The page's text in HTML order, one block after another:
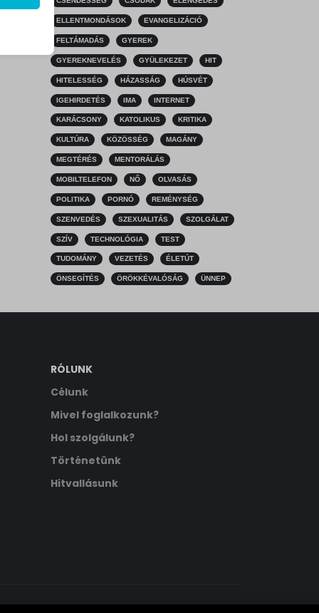
ELLENTMONDÁSOK EVANGELIZÁCIÓ
FELTÁMADÁS GYEREK
GYEREKNEVELÉS GYÜLEKEZET HIT
HITELESSÉG HÁZASSÁG HÚSVÉT
IGEHIRDETÉS IMA INTERNET
KARÁCSONY KATOLIKUS KRITIKA
KULTÚRA KÖZÖSSÉG MAGÁNY
MEGTÉRÉS MENTORÁLÁS
MOBILTELEFON NŐ OLVASÁS
POLITIKA PORNÓ REMÉNYSÉG
SZENVEDÉS SZEXUALITÁS SZOLGÁLAT
SZÍV TECHNOLÓGIA TEST
TUDOMÁNY VEZETÉS ÉLETÚT
ÖNSEGÍTÉS ÖRÖKKÉVALÓSÁG ÜNNEP
RÓLUNK
Célunk
Mivel foglalkozunk?
Hol szolgálunk?
Történetünk
Hitvallásunk